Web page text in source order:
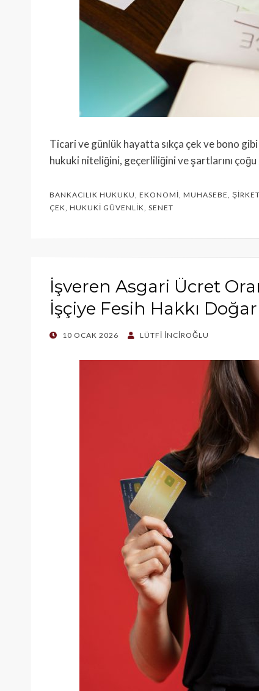
Ticari ve günlük hayatta sıkça çek ve bono
hukuki niteliğini, geçerliliğini ve şartlarını
BANKACILIK HUKUKU, EKONOMI, MUHASEBE,
ÇEK, HUKUKI GÜVENLIK, SENET
İşveren Asgari Ücret
İşçiye Fesih Hakkı Doğar
POSTED
10 OCAK 2026 LÜTFI İNCIROĞLU